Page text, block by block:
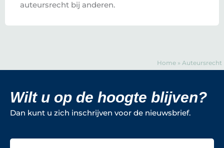
auteursrecht bij anderen.
Home » Auteursrecht
Wilt u op de hoogte blijven?
Dan kunt u zich inschrijven voor de nieuwsbrief.
E-